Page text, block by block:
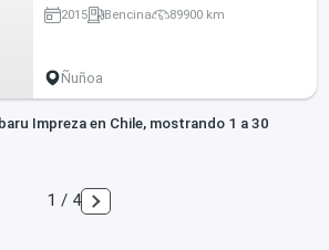
2015 Bencina 89900 km
Ñuñoa
Impreza en Chile, mostrando 1 a 30
1 / 4